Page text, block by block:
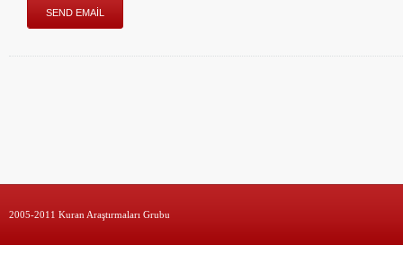
2005-2011 Kuran Araştırmaları Grubu